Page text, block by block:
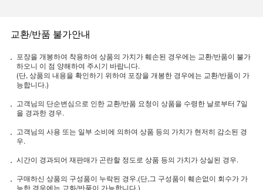
교환/반품 불가안내
포장을 개봉하여 착용하여 상품의 가치가 훼손된 경우에는 교환/반품이 불가
하오니 이 점 양해하여 주시기 바랍니다.
(단, 상품의 내용을 확인하기 위하여 포장을 개봉한 경우에는 교환/반품이 가
능합니다.)
고객님의 단순변심으로 인한 교환/반품 요청이 상품을 수령한 날로부터 7일
을 경과한 경우.
고객님의 사용 또는 일부 소비에 의하여 상품 등의 가치가 현저히 감소된 경
우.
시간이 경과되어 재판매가 곤란할 정도로 상품 등의 가치가 상실된 경우.
구매하신 상품의 구성품이 누락된 경우.(단,그 구성품이 훼손없이 회수가 가
능한 경우에는 교화/반품이 가능합니다.)